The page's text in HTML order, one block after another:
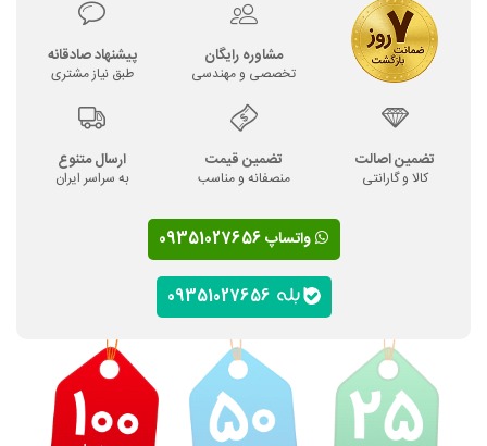
مشاوره رایگان
تخصصی و مهندسی
پیشنهاد صادقانه
طبق نیاز مشتری
تضمین اصالت
کالا و گارانتی
تضمین قیمت
منصفانه و مناسب
ارسال متنوع
به سراسر ایران
واتساپ 09351027656